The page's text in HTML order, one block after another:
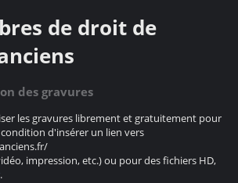
de droit de
des gravures
les gravures librement et gratuitement pour
d'insérer un lien vers
impression, etc.) ou pour des fichiers HD,
.